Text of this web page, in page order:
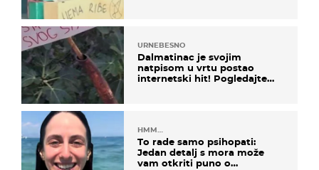
URNEBESNO
Dalmatinac je svojim
natpisom u vrtu postao
internetski hit! Pogledajte
HMM…
To rade samo psihopati:
Jedan detalj s mora može
vam otkriti puno o